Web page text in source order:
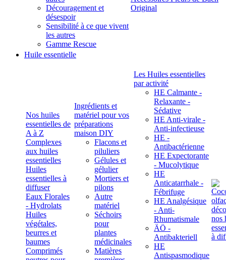
Découragement et
désespoir
Sensibilité à ce que vivent
les autres
Gamme Rescue
Original
Huile essentielle
Nos huiles
essentielles de
A à Z
Complexes
aux huiles
essentielles
Huiles
essentielles à
diffuser
Eaux Florales
- Hydrolats
Huiles
végétales,
beurres et
baumes
Comprimés
Ingrédients et
matériel pour vos
préparations
maison DIY
Flacons et
piluliers
Gélules et
gélulier
Mortiers et
pilons
Autre
matériel
Séchoirs
pour
plantes
médicinales
Matières
Les Huiles essentielles
par activité
HE Calmante -
Relaxante -
Sédative
HE Anti-virale -
Anti-infectieuse
HE -
Antibactérienne
HE Expectorante
- Mucolytique
HE
Anticatarrhale -
Fébrifuge
HE Analgésique
- Anti-
Rhumatismale
ÄÖ -
Antibakteriell
HE
Antispasmodique